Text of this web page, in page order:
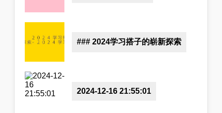
### 2024学习搭子的崭新探索
2024-12-16 21:55:01